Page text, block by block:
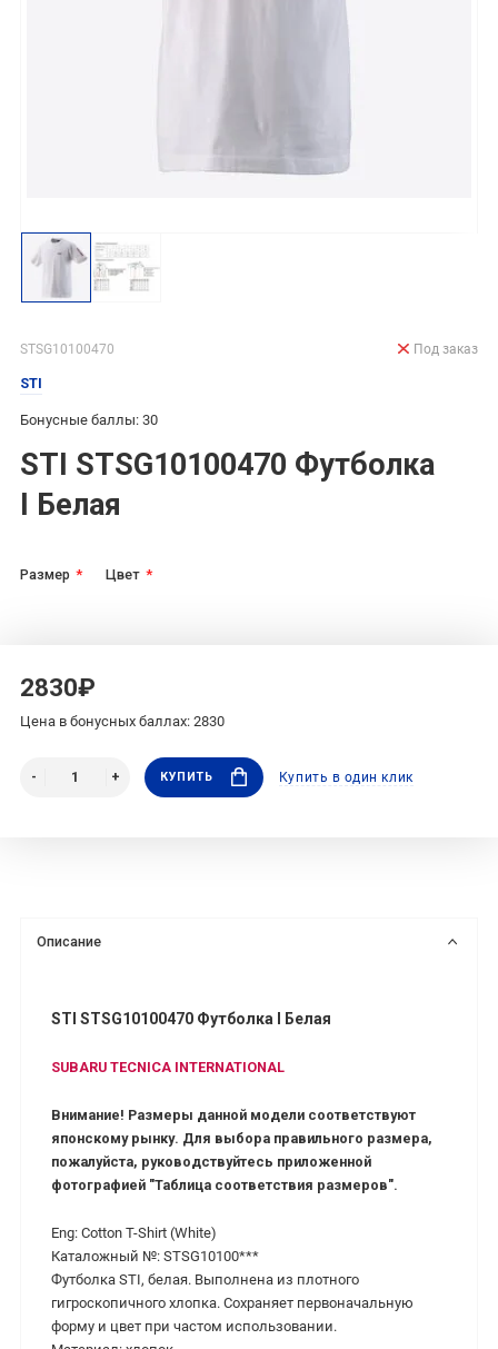
STSG10100470
STI
Бонусные баллы: 30
STI STSG10100470 Футболка
I Белая
Под заказ
Размер Цвет
2830₽
Цена в бонусных баллах: 2830
КУПИТЬ Купить в один клик
Описание
STI STSG10100470 Футболка I Белая
SUBARU TECNICA INTERNATIONAL
Внимание! Размеры данной модели соответствуют
японскому рынку. Для выбора правильного размера,
пожалуйста, руководствуйтесь приложенной
фотографией "Таблица соответствия размеров".
Eng: Cotton T-Shirt (White)
Каталожный №: STSG10100***
Футболка STI, белая. Выполнена из плотного
гигроскопичного хлопка. Сохраняет первоначальную
форму и цвет при частом использовании.